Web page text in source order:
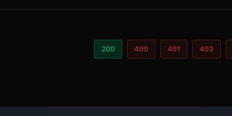
200 400 401 403